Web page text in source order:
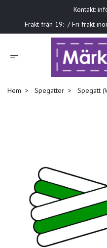
Kontakt:
Frakt från 19:- / Fri frakt
Hem Spegatter Spegatt